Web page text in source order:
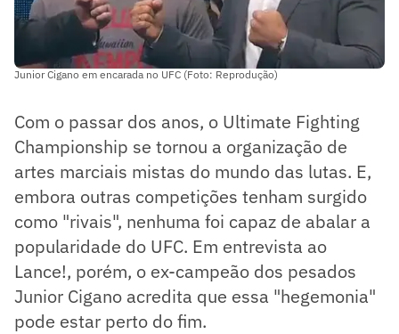
Junior Cigano em encarada no UFC (Foto: Reprodução)
Com o passar dos anos, o Ultimate Fighting
Championship se tornou a organização de
artes marciais mistas do mundo das lutas. E,
embora outras competições tenham surgido
como "rivais", nenhuma foi capaz de abalar a
popularidade do UFC. Em entrevista ao
Lance!, porém, o ex-campeão dos pesados
Junior Cigano acredita que essa "hegemonia"
pode estar perto do fim.